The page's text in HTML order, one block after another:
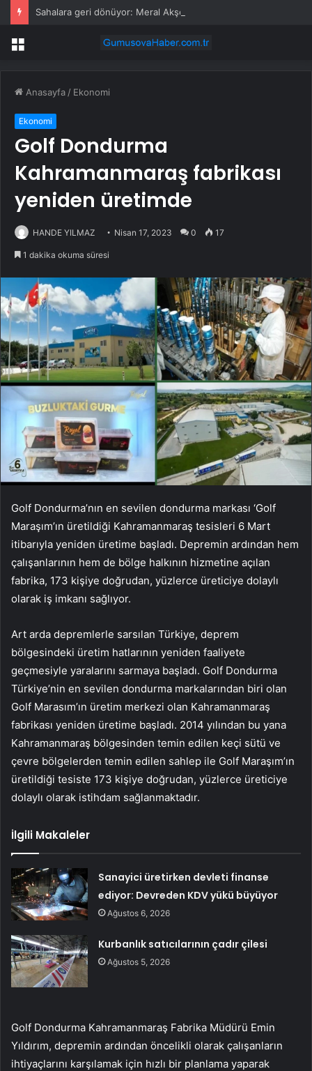
Menü
Anasayfa / Ekonomi
Ekonomi
Golf Dondurma
Kahramanmaraş fabrikası
yeniden üretimde
HANDE YILMAZ Nisan 17, 2023 0 17
1 dakika okuma süresi
Golf Dondurma’nın en sevilen dondurma markası ‘Golf
Maraşım’ın üretildiği Kahramanmaraş tesisleri 6 Mart
itibarıyla yeniden üretime başladı. Depremin ardından hem
çalışanlarının hem de bölge halkının hizmetine açılan
fabrika, 173 kişiye doğrudan, yüzlerce üreticiye dolaylı
olarak iş imkanı sağlıyor.
Art arda depremlerle sarsılan Türkiye, deprem
bölgesindeki üretim hatlarının yeniden faaliyete
geçmesiyle yaralarını sarmaya başladı. Golf Dondurma
Türkiye’nin en sevilen dondurma markalarından biri olan
Golf Marasım’ın üretim merkezi olan Kahramanmaraş
fabrikası yeniden üretime başladı. 2014 yılından bu yana
Kahramanmaraş bölgesinden temin edilen keçi sütü ve
çevre bölgelerden temin edilen sahlep ile Golf Maraşım’ın
üretildiği tesiste 173 kişiye doğrudan, yüzlerce üreticiye
dolaylı olarak istihdam sağlanmaktadır.
İlgili Makaleler
Sanayici üretirken devleti finanse
ediyor: Devreden KDV yükü büyüyor
Ağustos 6, 2026
Kurbanlık satıcılarının çadır çilesi
Ağustos 5, 2026
Golf Dondurma Kahramanmaraş Fabrika Müdürü Emin
Yıldırım, depremin ardından öncelikli olarak çalışanların
ihtiyaçlarını karşılamak için hızlı bir planlama yaparak